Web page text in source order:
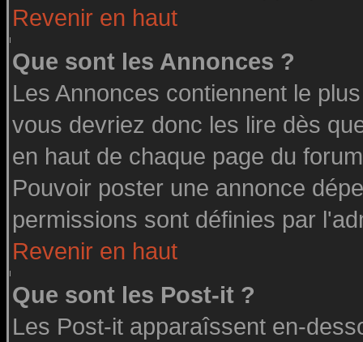
Revenir en haut
Que sont les Annonces ?
Les Annonces contiennent le
vous devriez donc les lire dès
en haut de chaque page du
Pouvoir poster une annonce
permissions sont définies par
Revenir en haut
Que sont les Post-it ?
Les Post-it apparaîssent en-